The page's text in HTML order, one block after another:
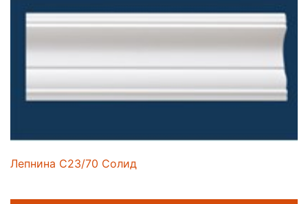
Лепнина C23/70 Солид